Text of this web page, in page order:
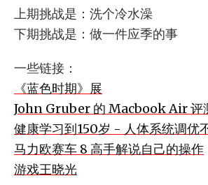
上期挑战是：洗个冷水澡
下期挑战是：做一件应季的事
一些链接：
《蓝色时期》展
John Gruber 的 Macbook Air 评
健康学习到150岁 - 人体系统调优
马力欧赛车 8 高手解说自己的操作
游戏王晓光